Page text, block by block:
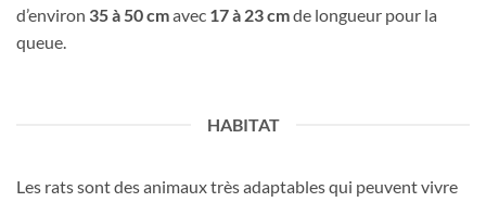
d’environ 35 à 50 cmavec 17 à 23 cmde longueur pour la
queue.
HABITAT
Les rats sont des animaux très adaptables qui peuvent vivre